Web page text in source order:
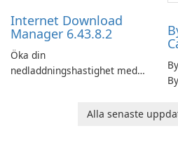
Internet Download
Manager 6.43.8.2
Öka din
nedladdningshastighet med
Alla senaste